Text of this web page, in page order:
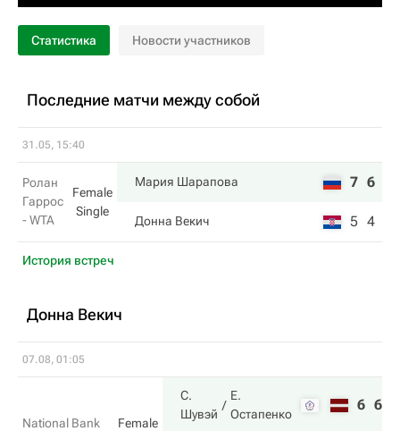
Статистика Новости участников
Последние матчи между собой
31.05, 15:40
Ролан
Гаррос
- WTA
Female
Single
Мария Шарапова 7 6
Донна Векич 5 4
История встреч
Донна Векич
07.08, 01:05
National Bank
Female
С.
Шувэй
Е.
Остапенко
6 6